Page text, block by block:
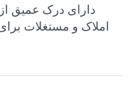
املاک و مستغلات